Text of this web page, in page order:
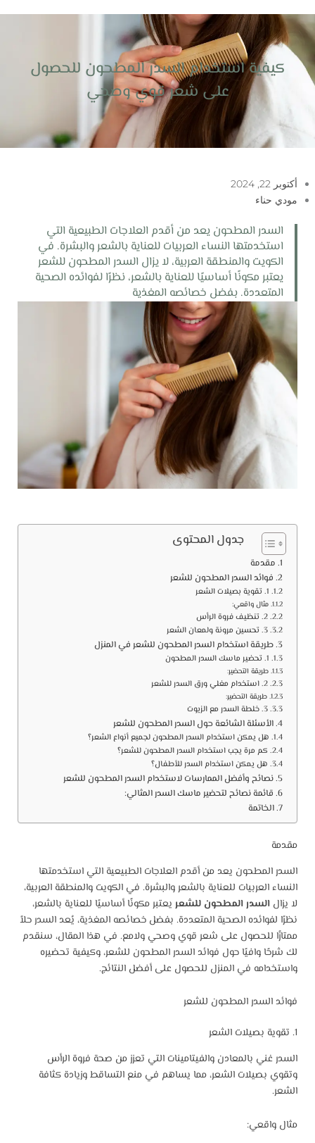
إلى
المحتوى
كيفية استخدام السدر المطحون للحصول
على شعر قوي وصحي
أكتوبر 22, 2024
مودي حناء
السدر المطحون يعد من أقدم العلاجات الطبيعية التي
استخدمتها النساء العربيات للعناية بالشعر والبشرة. في
الكويت والمنطقة العربية، لا يزال السدر المطحون للشعر
يعتبر مكونًا أساسيًا للعناية بالشعر، نظرًا لفوائده الصحية
المتعددة. بفضل خصائصه المغذية
جدول المحتوى
مقدمة
فوائد السدر المطحون للشعر
1. تقوية بصيلات الشعر
مثال واقعي:
2. تنظيف فروة الرأس
3. تحسين مرونة ولمعان الشعر
طريقة استخدام السدر المطحون للشعر في المنزل
1. تحضير ماسك السدر المطحون
طريقة التحضير:
2. استخدام مغلي ورق السدر للشعر
طريقة التحضير:
3. خلطة السدر مع الزيوت
الأسئلة الشائعة حول السدر المطحون للشعر
هل يمكن استخدام السدر المطحون لجميع أنواع الشعر؟
كم مرة يجب استخدام السدر المطحون للشعر؟
هل يمكن استخدام السدر للأطفال؟
نصائح وأفضل الممارسات لاستخدام السدر المطحون للشعر
قائمة نصائح لتحضير ماسك السدر المثالي:
الخاتمة
مقدمة
السدر المطحون يعد من أقدم العلاجات الطبيعية التي استخدمتها
النساء العربيات للعناية بالشعر والبشرة. في الكويت والمنطقة العربية،
لا يزال السدر المطحون للشعر يعتبر مكونًا أساسيًا للعناية بالشعر،
نظرًا لفوائده الصحية المتعددة. بفضل خصائصه المغذية، يُعد السدر حلاً
ممتازًا للحصول على شعر قوي وصحي ولامع. في هذا المقال، سنقدم
لك شرحًا وافيًا حول فوائد السدر المطحون للشعر، وكيفية تحضيره
واستخدامه في المنزل للحصول على أفضل النتائج.
فوائد السدر المطحون للشعر
1. تقوية بصيلات الشعر
السدر غني بالمعادن والفيتامينات التي تعزز من صحة فروة الرأس
وتقوي بصيلات الشعر، مما يساهم في منع التساقط وزيادة كثافة
الشعر.
مثال واقعي: